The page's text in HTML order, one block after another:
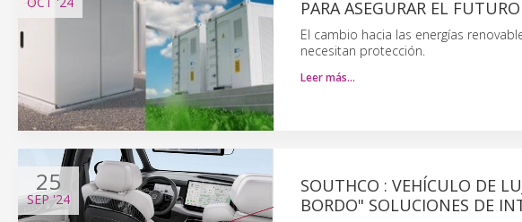
PARA ASEGURAR EL
El cambio hacia las energías
necesitan protección.
Leer más…
25
SEP'24
SOUTHCO : VEHÍCULO DE
BORDO" SOLUCIONES DE